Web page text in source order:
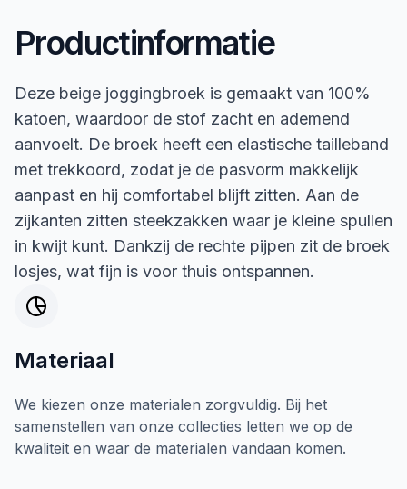
Productinformatie
Deze beige joggingbroek is gemaakt van 100%
katoen, waardoor de stof zacht en ademend
aanvoelt. De broek heeft een elastische tailleband
met trekkoord, zodat je de pasvorm makkelijk
aanpast en hij comfortabel blijft zitten. Aan de
zijkanten zitten steekzakken waar je kleine spullen
in kwijt kunt. Dankzij de rechte pijpen zit de broek
losjes, wat fijn is voor thuis ontspannen.
Materiaal
We kiezen onze materialen zorgvuldig. Bij het
samenstellen van onze collecties letten we op de
kwaliteit en waar de materialen vandaan komen.